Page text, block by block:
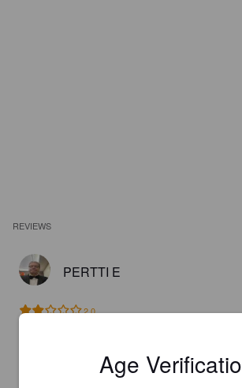
REVIEWS
PERTTI E
2.0
Age